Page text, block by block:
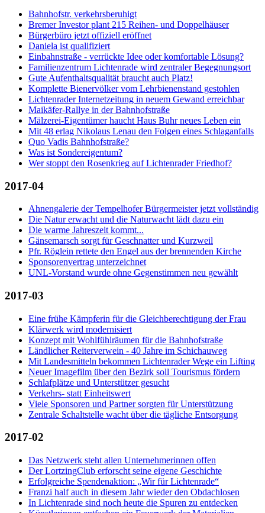
Bahnhofstr. verkehrsberuhigt
Bremer Investor plant 215 Reihen- und Doppelhäuser
Bürgerbüro jetzt offiziell eröffnet
Daniela ist qualifiziert
Einbahnstraße - verrückte Idee oder komfortable Lösung?
Familienzentrum Lichtenrade wird zentraler Begegnungsort
Gute Aufenthaltsqualität braucht auch Platz!
Komplette Bienervölker vom Lehrbienenstand gestohlen
Lichtenrader Internetzeitung in neuem Gewand erreichbar
Maikäfer-Rallye in der Bahnhofstraße
Mälzerei-Eigentümer haucht Haus Buhr neues Leben ein
Mit 48 erlag Nikolaus Lenau den Folgen eines Schlaganfalls
Quo Vadis Bahnhofstraße?
Was ist Sondereigentum?
Wer stoppt den Rosenkrieg auf Lichtenrader Friedhof?
2017-04
Ahnengalerie der Tempelhofer Bürgermeister jetzt vollständig
Die Natur erwacht und die Naturwacht lädt dazu ein
Die warme Jahreszeit kommt...
Gänsemarsch sorgt für Geschnatter und Kurzweil
Pfr. Röglein rettete den Engel aus der brennenden Kirche
Sponsorenvertrag unterzeichnet
UNL-Vorstand wurde ohne Gegenstimmen neu gewählt
2017-03
Eine frühe Kämpferin für die Gleichberechtigung der Frau
Klärwerk wird modernisiert
Konzept mit Wohlfühlräumen für die Bahnhofstraße
Ländlicher Reiterverwein - 40 Jahre im Schichauweg
Mit Landesmitteln bekommen Lichtenrader Wege ein Lifting
Neuer Imagefilm über den Bezirk soll Tourismus fördern
Schlafplätze und Unterstützer gesucht
Verkehrs- statt Einheitswert
Viele Sponsoren und Partner sorgten für Unterstützung
Zentrale Schaltstelle wacht über die tägliche Entsorgung
2017-02
Das Netzwerk steht allen Unternehmerinnen offen
Der LortzingClub erforscht seine eigene Geschichte
Erfolgreiche Spendenaktion: „Wir für Lichtenrade“
Franzi half auch in diesem Jahr wieder den Obdachlosen
In Lichtenrade sind noch heute die Spuren zu entdecken